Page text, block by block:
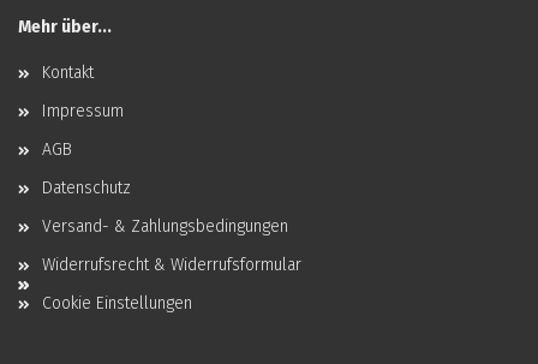
Mehr über...
Kontakt
Impressum
AGB
Datenschutz
Versand- & Zahlungsbedingungen
Widerrufsrecht & Widerrufsformular
Cookie Einstellungen